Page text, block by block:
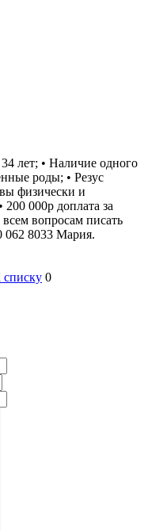
лет; • Наличие одного
роды; • Резус
физически и
000р доплата за
вопросам писать
062 8033 Мария.
0